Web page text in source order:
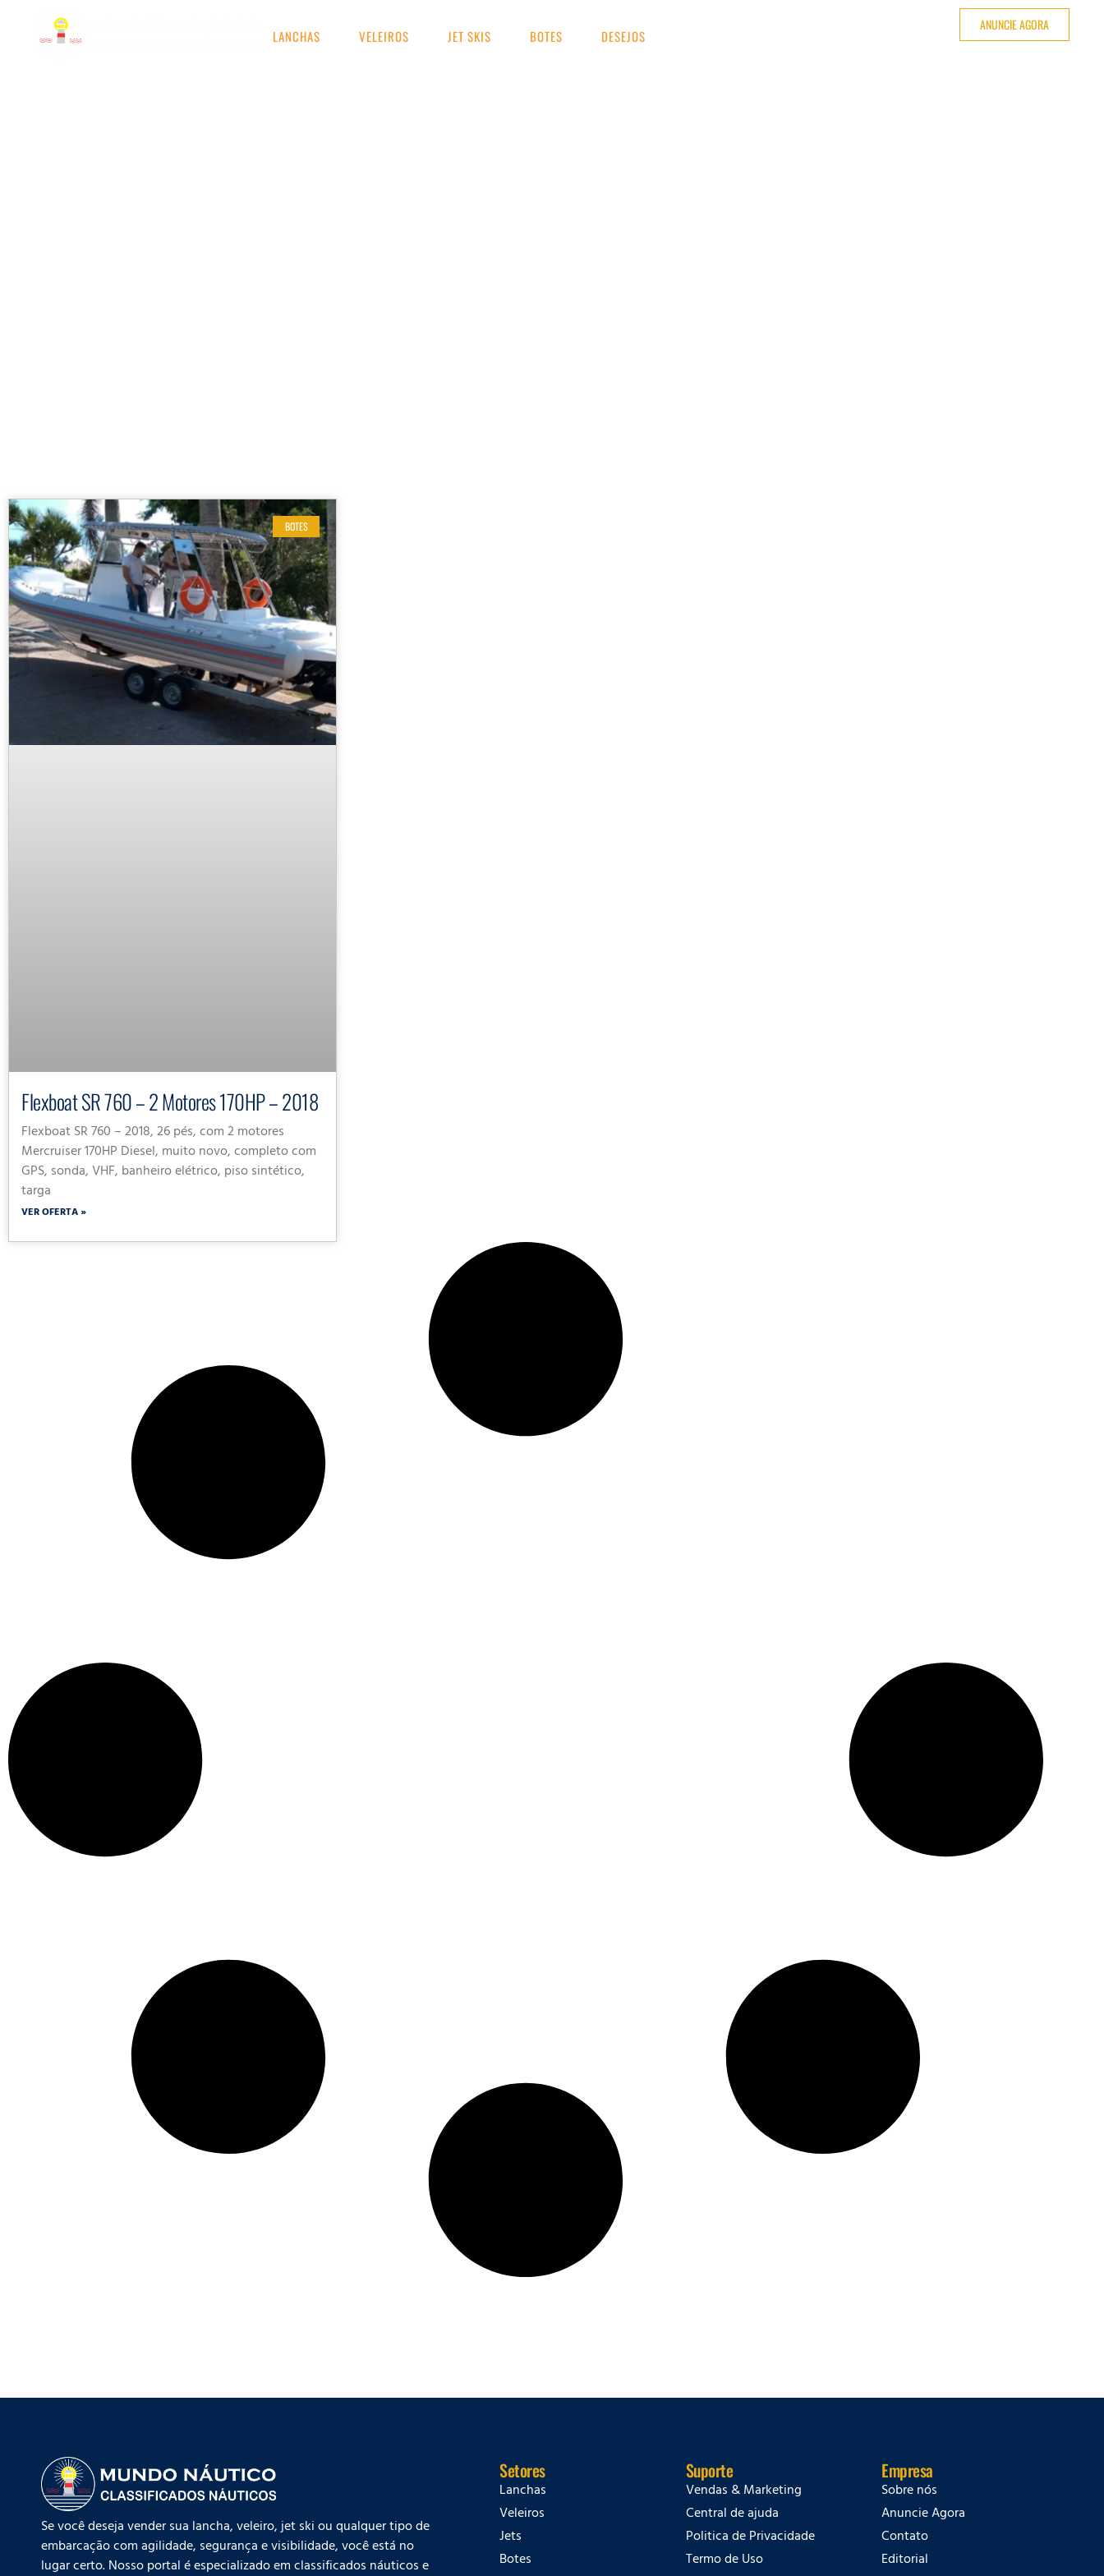
LANCHAS VELEIROS JET SKIS BOTES DESEJOS
ANUNCIE AGORA
BOTES
Flexboat SR 760 – 2 Motores 170HP – 2018
Flexboat SR 760 – 2018, 26 pés, com 2 motores
Mercruiser 170HP Diesel, muito novo, completo com
GPS, sonda, VHF, banheiro elétrico, piso sintético,
targa
VER OFERTA »
Se você deseja vender sua lancha, veleiro, jet ski ou qualquer tipo de
embarcação com agilidade, segurança e visibilidade, você está no
lugar certo. Nosso portal é especializado em classificados náuticos e
Setores
Lanchas
Veleiros
Jets
Botes
Suporte
Vendas & Marketing
Central de ajuda
Politica de Privacidade
Termo de Uso
Empresa
Sobre nós
Anuncie Agora
Contato
Editorial